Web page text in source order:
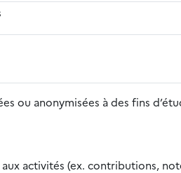
ou anonymisées à des fins
activités (ex. contributions,